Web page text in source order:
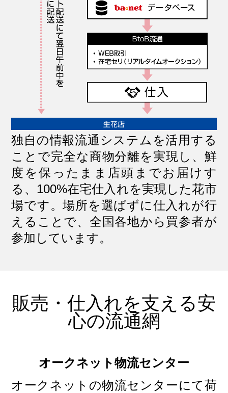
独自の情報流通システムを活用する
ことで完全な商物分離を実現し、鮮
度を保ったまま店頭までお届けす
る、100%在宅仕入れを実現した花市
場です。場所を選ばずに仕入れが行
えることで、全国各地から買参者が
参加しています。
販売・仕入れを支える安
心の流通網
オークネット物流センター
オークネットの物流センターにて荷